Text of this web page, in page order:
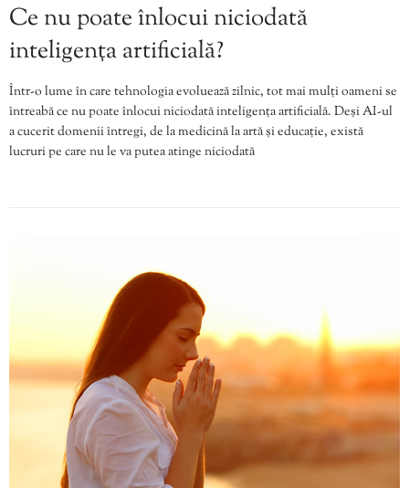
Ce nu poate înlocui niciodată
inteligența artificială?
Într-o lume în care tehnologia evoluează zilnic, tot mai mulți oameni se
întreabă ce nu poate înlocui niciodată inteligența artificială. Deși AI-ul
a cucerit domenii întregi, de la medicină la artă și educație, există
lucruri pe care nu le va putea atinge niciodată